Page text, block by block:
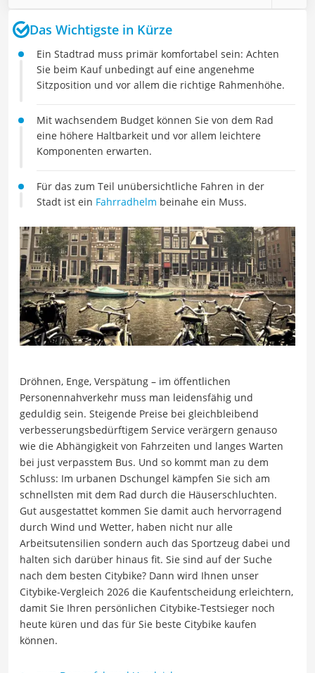
Das Wichtigste in Kürze
Ein Stadtrad muss primär komfortabel sein: Achten
Sie beim Kauf unbedingt auf eine angenehme
Sitzposition und vor allem die richtige Rahmenhöhe.
Mit wachsendem Budget können Sie von dem Rad
eine höhere Haltbarkeit und vor allem leichtere
Komponenten erwarten.
Für das zum Teil unübersichtliche Fahren in der
Stadt ist ein Fahrradhelm beinahe ein Muss.
Dröhnen, Enge, Verspätung – im öffentlichen
Personennahverkehr muss man leidensfähig und
geduldig sein. Steigende Preise bei gleichbleibend
verbesserungsbedürftigem Service verärgern genauso
wie die Abhängigkeit von Fahrzeiten und langes Warten
bei just verpasstem Bus. Und so kommt man zu dem
Schluss: Im urbanen Dschungel kämpfen Sie sich am
schnellsten mit dem Rad durch die Häuserschluchten.
Gut ausgestattet kommen Sie damit auch hervorragend
durch Wind und Wetter, haben nicht nur alle
Arbeitsutensilien sondern auch das Sportzeug dabei und
halten sich darüber hinaus fit. Sie sind auf der Suche
nach dem besten Citybike? Dann wird Ihnen unser
Citybike-Vergleich 2026 die Kaufentscheidung erleichtern,
damit Sie Ihren persönlichen Citybike-Testsieger noch
heute küren und das für Sie beste Citybike kaufen
können.